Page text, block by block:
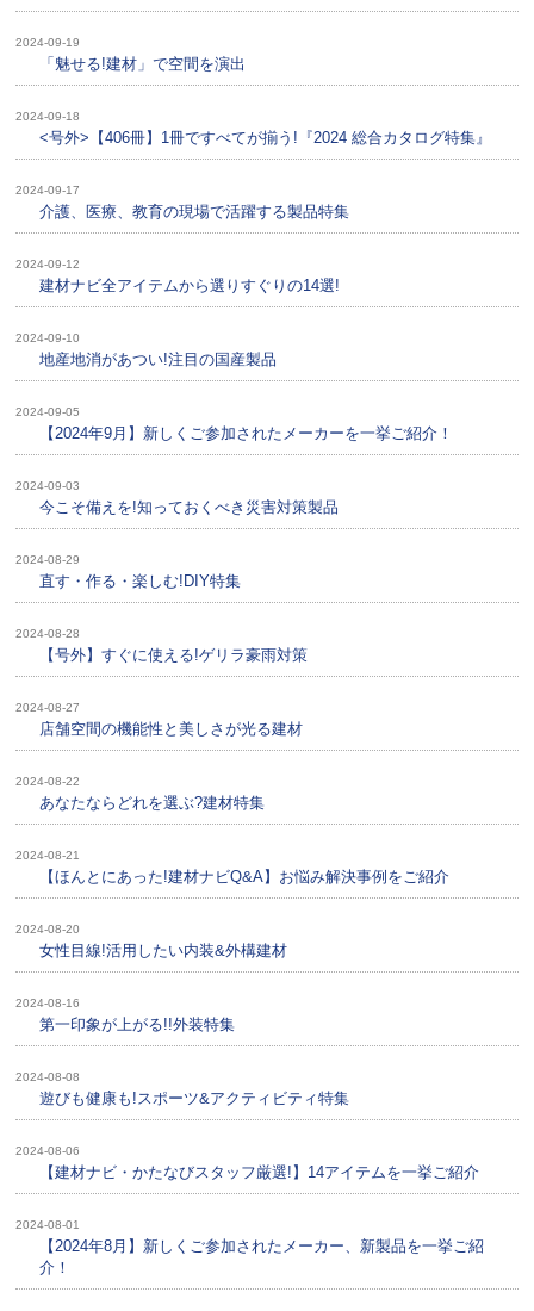
2024-09-19
「魅せる!建材」で空間を演出
2024-09-18
<号外>【406冊】1冊ですべてが揃う!『2024 総合カタログ特集』
2024-09-17
介護、医療、教育の現場で活躍する製品特集
2024-09-12
建材ナビ全アイテムから選りすぐりの14選!
2024-09-10
地産地消があつい!注目の国産製品
2024-09-05
【2024年9月】新しくご参加されたメーカーを一挙ご紹介！
2024-09-03
今こそ備えを!知っておくべき災害対策製品
2024-08-29
直す・作る・楽しむ!DIY特集
2024-08-28
【号外】すぐに使える!ゲリラ豪雨対策
2024-08-27
店舗空間の機能性と美しさが光る建材
2024-08-22
あなたならどれを選ぶ?建材特集
2024-08-21
【ほんとにあった!建材ナビQ&A】お悩み解決事例をご紹介
2024-08-20
女性目線!活用したい内装&外構建材
2024-08-16
第一印象が上がる!!外装特集
2024-08-08
遊びも健康も!スポーツ&アクティビティ特集
2024-08-06
【建材ナビ・かたなびスタッフ厳選!】14アイテムを一挙ご紹介
2024-08-01
【2024年8月】新しくご参加されたメーカー、新製品を一挙ご紹
介！